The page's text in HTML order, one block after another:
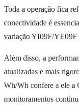
Toda a operação fica
conectividade é
variação YI09F/YE09F
Além disso, a
atualizadas e mais
Wh/Wh confere a ele a
monitoramentos